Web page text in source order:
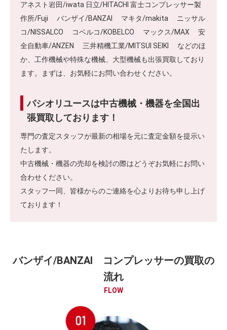
アネスト岩田/iwata 日立/HITACHI 富士コンプレッサー製
作所/Fuji バンザイ/BANZAI マキタ/makita ニッサル
コ/NISSALCO コベルコ/KOBELCO マックス/MAX 安
全自動車/ANZEN 三井精機工業/MITSUI SEIKI などのほ
か、工作機械や特殊な機械、大型機械も出張買取しており
ます。まずは、お気軽にお問い合わせください。
パシオリユースは中古機械・機器を全国出
張買取しております！
専門の査定スタッフが最新の相場を元に査定金額を提示い
たします。
中古機械・機器の売却を検討の際はどうぞお気軽にお問い
合わせください。
スタッフ一同、皆様からのご連絡を心よりお待ち申し上げ
ております！
バンザイ/BANZAI コンプレッサーの買取の
流れ
FLOW